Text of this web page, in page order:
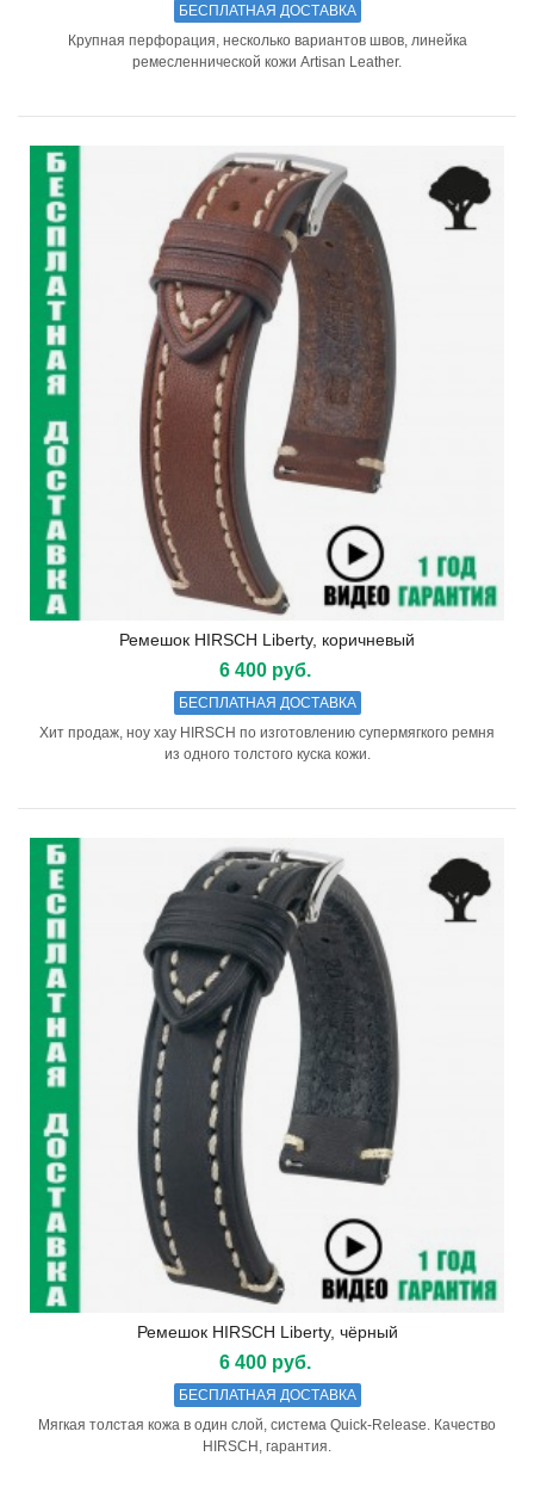
БЕСПЛАТНАЯ ДОСТАВКА
Крупная перфорация, несколько вариантов швов, линейка
ремесленнической кожи Artisan Leather.
Ремешок HIRSCH Liberty, коричневый
6 400 руб.
БЕСПЛАТНАЯ ДОСТАВКА
Хит продаж, ноу хау HIRSCH по изготовлению супермягкого ремня
из одного толстого куска кожи.
Ремешок HIRSCH Liberty, чёрный
6 400 руб.
БЕСПЛАТНАЯ ДОСТАВКА
Мягкая толстая кожа в один слой, система Quick-Release. Качество
HIRSCH, гарантия.